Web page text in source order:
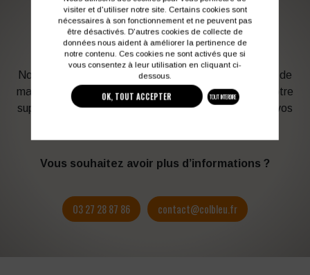
PERSONNALISATION DE VOS VÊTEMENTS DE
TRAVAIL
Notre graphiste connait les produits et les techniques de
marquage. Elle sera à votre service afin d’optimiser votre
support en fonction des contraintes techniques et de vos
Vous souhaitez avoir plus d’informations ?
03 27 28 87 86 contact@colbleu.fr
visiter et d'utiliser notre site. Certains cookies sont
nécessaires à son fonctionnement et ne peuvent pas
être désactivés. D'autres cookies de collecte de
données nous aident à améliorer la pertinence de
notre contenu. Ces cookies ne sont activés que si
vous consentez à leur utilisation en cliquant ci-
dessous.
OK, TOUT ACCEPTER TOUT INTERDIRE